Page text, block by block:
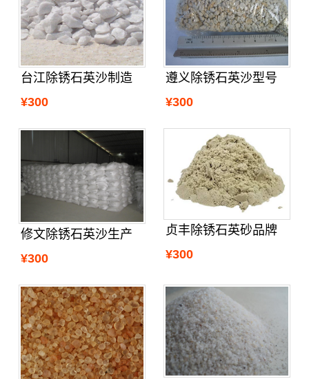
台江除锈石英沙制造
¥300
遵义除锈石英沙型号
¥300
修文除锈石英沙生产
¥300
贞丰除锈石英砂品牌
¥300